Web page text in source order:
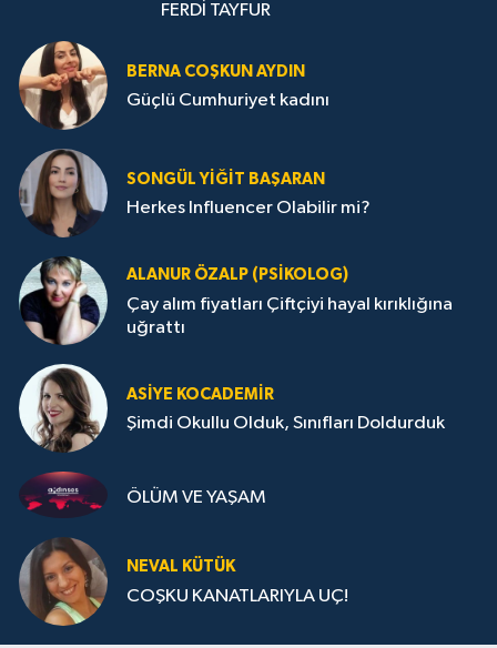
FERDİ TAYFUR
BERNA COŞKUN AYDIN
Güçlü Cumhuriyet kadını
SONGÜL YIĞIT BAŞARAN
Herkes Influencer Olabilir mi?
ALANUR ÖZALP (PSIKOLOG)
Çay alım fiyatları Çiftçiyi hayal kırıklığına
uğrattı
ASIYE KOCADEMİR
Şimdi Okullu Olduk, Sınıfları Doldurduk
ÖLÜM VE YAŞAM
NEVAL KÜTÜK
COŞKU KANATLARIYLA UÇ!